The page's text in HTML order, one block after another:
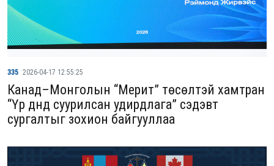
335 2026-04-17 12:55:25
Канад–Монголын “Мерит” төсөлтэй хамтран
“Үр дүнд суурилсан удирдлага” сэдэвт
сургалтыг зохион байгууллаа